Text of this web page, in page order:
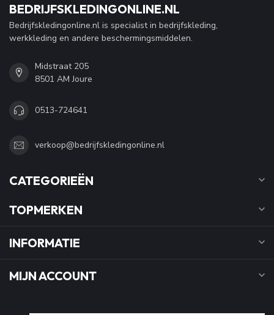
BEDRIJFSKLEDINGONLINE.NL
Bedrijfskledingonline.nl is specialist in bedrijfskleding,
werkkleding en andere beschermingsmiddelen.
Midstraat 205
8501 AM Joure
0513-724641
verkoop@bedrijfskledingonline.nl
CATEGORIEËN
TOPMERKEN
INFORMATIE
MIJN ACCOUNT